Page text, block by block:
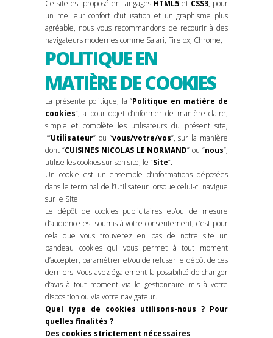
Ce site est proposé en langages HTML5 et CSS3, pour
un meilleur confort d’utilisation et un graphisme plus
agréable, nous vous recommandons de recourir à des
navigateurs modernes comme Safari, Firefox, Chrome,
POLITIQUE EN
MATIÈRE DE COOKIES
La présente politique, la “Politique en matière de
cookies”, a pour objet d’informer de manière claire,
simple et complète les utilisateurs du présent site,
l’”Utilisateur” ou “vous/votre/vos”, sur la manière
dont “CUISINES NICOLAS LE NORMAND” ou “nous”,
utilise les cookies sur son site, le “Site”.
Un cookie est un ensemble d’informations déposées
dans le terminal de l’Utilisateur lorsque celui-ci navigue
sur le Site.
Le dépôt de cookies publicitaires et/ou de mesure
d’audience est soumis à votre consentement, c’est pour
cela que vous trouverez en bas de notre site un
bandeau cookies qui vous permet à tout moment
d’accepter, paramétrer et/ou de refuser le dépôt de ces
derniers. Vous avez également la possibilité de changer
d’avis à tout moment via le gestionnaire mis à votre
disposition ou via votre navigateur.
Quel type de cookies utilisons-nous ? Pour
quelles finalités ?
Des cookies strictement nécessaires